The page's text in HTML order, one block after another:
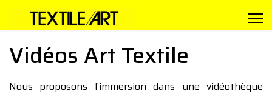
Vidéos Art Textile
Nous proposons l’immersion dans une vidéothèque